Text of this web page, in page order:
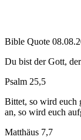
Bible Quote
Du bist der Gott,
Psalm 25,5
Bittet, so wird euch
an, so wird euch
Matthäus 7,7